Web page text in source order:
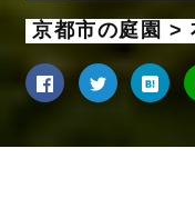
京都市の庭園 >